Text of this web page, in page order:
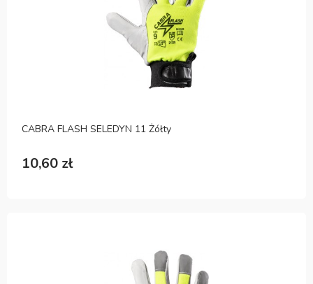
CABRA FLASH SELEDYN 11 Żółty
10,60 zł